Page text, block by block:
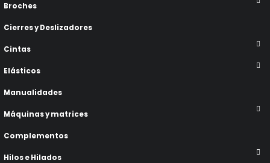
Broches
Cierres y Deslizadores
Cintas
Elásticos
Manualidades
Máquinas y matrices
Complementos
Hilos e Hilados